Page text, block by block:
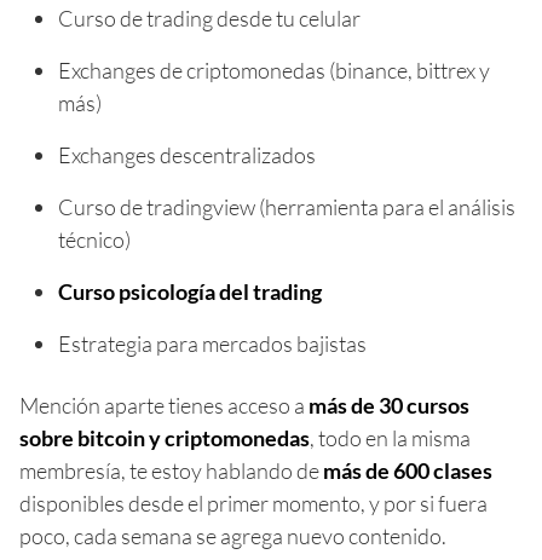
Curso de trading desde tu celular
Exchanges de criptomonedas (binance, bittrex y
más)
Exchanges descentralizados
Curso de tradingview (herramienta para el análisis
técnico)
Curso psicología del trading
Estrategia para mercados bajistas
Mención aparte tienes acceso a más de 30 cursos
sobre bitcoin y criptomonedas, todo en la misma
membresía, te estoy hablando demás de 600 clases
disponibles desde el primer momento, y por si fuera
poco, cada semana se agrega nuevo contenido.